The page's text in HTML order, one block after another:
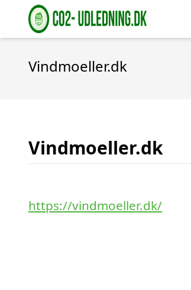
Vindmoeller.dk
Vindmoeller.dk
https://vindmoeller.dk/